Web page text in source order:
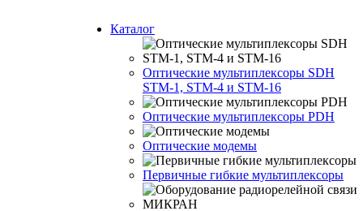
Каталог
Оптические мультиплексоры SDH
STM-1, STM-4 и STM-16
Оптические мультиплексоры PDH
Оптические модемы
Первичные гибкие мультиплексоры